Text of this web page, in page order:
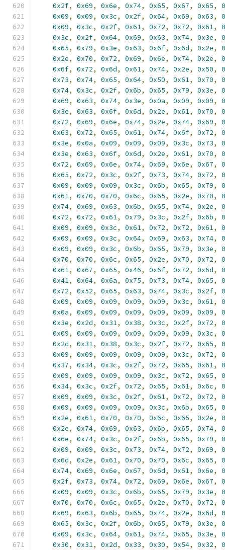
0x2f, 0x69, 0x6e, 0x74, 0x65, 0x67, 0x65,
0x09, 0x09, 0x3c, 0x2f, 0x64, 0x69, 0x63,
0x09, 0x3c, 0x2f, 0x61, 0x72, 0x72, 0x61,
0x3c, 0x2f, 0x64, 0x69, 0x63, 0x74, 0x3e,
0x65, 0x79, 0x3e, 0x63, 0x6f, 0x6d, 0x2e,
0x2e, 0x70, 0x72, 0x69, 0x6e, 0x74, 0x2e,
0x6f, 0x72, 0x6d, 0x61, 0x74, 0x2e, 0x50,
0x73, 0x74, 0x65, 0x64, 0x50, 0x61, 0x70,
0x74, 0x3c, 0x2f, 0x6b, 0x65, 0x79, 0x3e,
0x69, 0x63, 0x74, 0x3e, 0x0a, 0x09, 0x09,
0x3e, 0x63, 0x6f, 0x6d, 0x2e, 0x61, 0x70,
0x72, 0x69, 0x6e, 0x74, 0x2e, 0x74, 0x69,
0x63, 0x72, 0x65, 0x61, 0x74, 0x6f, 0x72,
0x3e, 0x0a, 0x09, 0x09, 0x09, 0x3c, 0x73,
0x3e, 0x63, 0x6f, 0x6d, 0x2e, 0x61, 0x70,
0x72, 0x69, 0x6e, 0x74, 0x69, 0x6e, 0x67,
0x65, 0x72, 0x3c, 0x2f, 0x73, 0x74, 0x72,
0x09, 0x09, 0x09, 0x3c, 0x6b, 0x65, 0x79,
0x61, 0x70, 0x70, 0x6c, 0x65, 0x2e, 0x70,
0x74, 0x69, 0x63, 0x6b, 0x65, 0x74, 0x2e,
0x72, 0x72, 0x61, 0x79, 0x3c, 0x2f, 0x6b,
0x09, 0x09, 0x3c, 0x61, 0x72, 0x72, 0x61,
0x09, 0x09, 0x3c, 0x64, 0x69, 0x63, 0x74,
0x09, 0x09, 0x3c, 0x6b, 0x65, 0x79, 0x3e,
0x70, 0x70, 0x6c, 0x65, 0x2e, 0x70, 0x72,
0x61, 0x67, 0x65, 0x46, 0x6f, 0x72, 0x6d,
0x41, 0x64, 0x6a, 0x75, 0x73, 0x74, 0x65,
0x72, 0x52, 0x65, 0x63, 0x74, 0x3c, 0x2f,
0x09, 0x09, 0x09, 0x09, 0x09, 0x3c, 0x61,
0x0a, 0x09, 0x09, 0x09, 0x09, 0x09, 0x09,
0x3e, 0x2d, 0x31, 0x38, 0x3c, 0x2f, 0x72,
0x09, 0x09, 0x09, 0x09, 0x09, 0x09, 0x3c,
0x2d, 0x31, 0x38, 0x3c, 0x2f, 0x72, 0x65,
0x09, 0x09, 0x09, 0x09, 0x09, 0x3c, 0x72,
0x37, 0x34, 0x3c, 0x2f, 0x72, 0x65, 0x61,
0x09, 0x09, 0x09, 0x09, 0x3c, 0x72, 0x65,
0x34, 0x3c, 0x2f, 0x72, 0x65, 0x61, 0x6c,
0x09, 0x09, 0x3c, 0x2f, 0x61, 0x72, 0x72,
0x09, 0x09, 0x09, 0x09, 0x3c, 0x6b, 0x65,
0x2e, 0x61, 0x70, 0x70, 0x6c, 0x65, 0x2e,
0x2e, 0x74, 0x69, 0x63, 0x6b, 0x65, 0x74,
0x6e, 0x74, 0x3c, 0x2f, 0x6b, 0x65, 0x79,
0x09, 0x09, 0x3c, 0x73, 0x74, 0x72, 0x69,
0x6d, 0x2e, 0x61, 0x70, 0x70, 0x6c, 0x65,
0x74, 0x69, 0x6e, 0x67, 0x6d, 0x61, 0x6e,
0x2f, 0x73, 0x74, 0x72, 0x69, 0x6e, 0x67,
0x09, 0x09, 0x3c, 0x6b, 0x65, 0x79, 0x3e,
0x70, 0x70, 0x6c, 0x65, 0x2e, 0x70, 0x72,
0x69, 0x63, 0x6b, 0x65, 0x74, 0x2e, 0x6d,
0x65, 0x3c, 0x2f, 0x6b, 0x65, 0x79, 0x3e,
0x09, 0x3c, 0x64, 0x61, 0x74, 0x65, 0x3e,
0x30, 0x31, 0x2d, 0x33, 0x30, 0x54, 0x32,